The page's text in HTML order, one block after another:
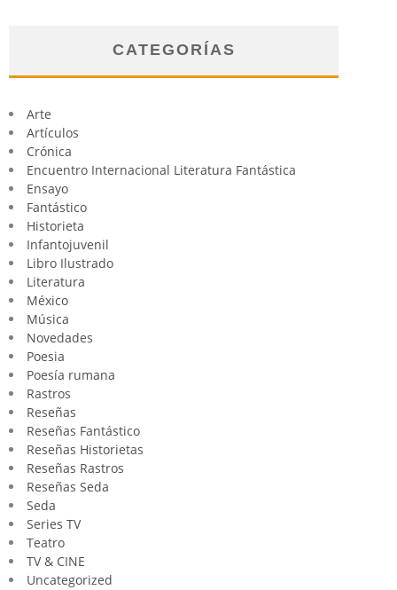
CATEGORÍAS
Arte
Artículos
Crónica
Encuentro Internacional Literatura Fantástica
Ensayo
Fantástico
Historieta
Infantojuvenil
Libro Ilustrado
Literatura
México
Música
Novedades
Poesia
Poesía rumana
Rastros
Reseñas
Reseñas Fantástico
Reseñas Historietas
Reseñas Rastros
Reseñas Seda
Seda
Series TV
Teatro
TV & CINE
Uncategorized